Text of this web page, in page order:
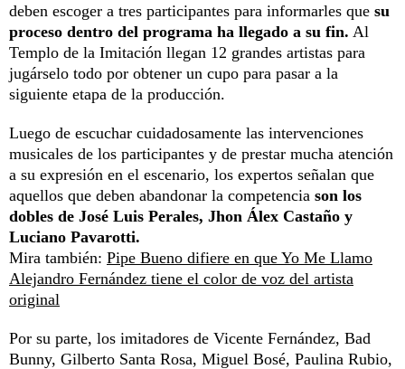
deben escoger a tres participantes para informarles que su
proceso dentro del programa ha llegado a su fin. Al
Templo de la Imitación llegan 12 grandes artistas para
jugárselo todo por obtener un cupo para pasar a la
siguiente etapa de la producción.
Luego de escuchar cuidadosamente las intervenciones
musicales de los participantes y de prestar mucha atención
a su expresión en el escenario, los expertos señalan que
aquellos que deben abandonar la competencia son los
dobles de José Luis Perales, Jhon Álex Castaño y
Luciano Pavarotti.
Mira también: Pipe Bueno difiere en que Yo Me Llamo
Alejandro Fernández tiene el color de voz del artista
original
Por su parte, los imitadores de Vicente Fernández, Bad
Bunny, Gilberto Santa Rosa, Miguel Bosé, Paulina Rubio,